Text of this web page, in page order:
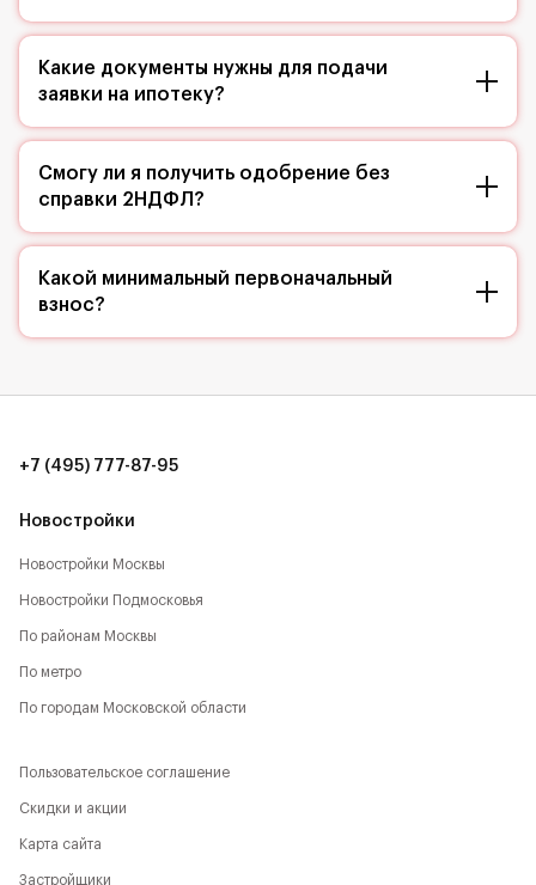
Какие документы нужны для подачи
заявки на ипотеку?
Смогу ли я получить одобрение без
справки 2НДФЛ?
Какой минимальный первоначальный
взнос?
Новостройки
Новостройки Москвы
Новостройки Подмосковья
По районам Москвы
По метро
По городам Московской области
+7 (495) 777-87-95
Пользовательское соглашение
Скидки и акции
Карта сайта
Застройщики